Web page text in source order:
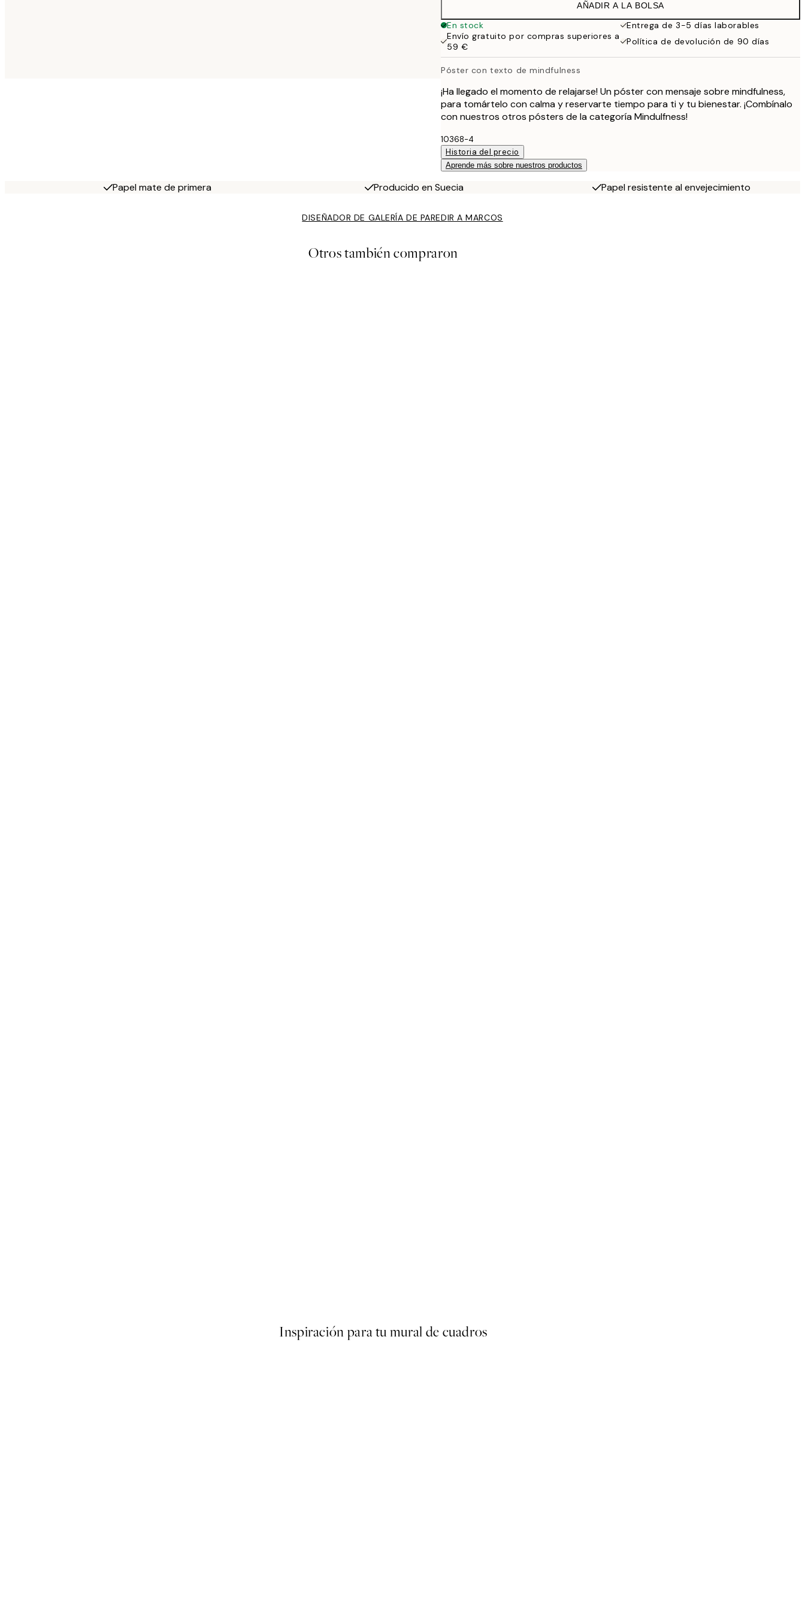
27,45 €
50x70 cm 16,23 €
AÑADIR A LA BOLSA
En stock
Entrega de 3-5 días laborables
Envío gratuito por compras superiores a
59 €
Política de devolución de 90 días
Póster con texto de mindfulness
¡Ha llegado el momento de relajarse! Un póster con mensaje sobre mindfulness,
para tomártelo con calma y reservarte tiempo para ti y tu bienestar. ¡Combínalo
con nuestros otros pósters de la categoría Mindulfness!
10368-4
Historia del precio
Aprende más sobre nuestros productos
Papel mate de primera Producido en Suecia Papel resistente al envejecimiento
DISEÑADOR DE GALERÍA DE PAREDIR A MARCOS
Otros también compraron
Inspiración para tu mural de cuadros